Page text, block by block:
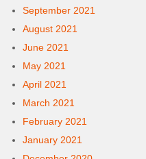
September 2021
August 2021
June 2021
May 2021
April 2021
March 2021
February 2021
January 2021